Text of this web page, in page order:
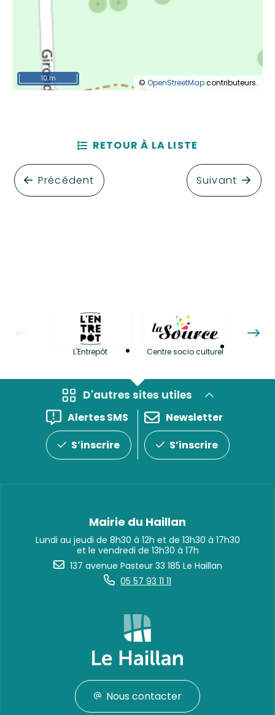
© OpenStreetMapcontributeurs.
10 m
Précédent
RETOUR À LA LISTE
Suivant
L'Entrepôt Centre socio culturel
D'autres sites utiles
Alertes SMS
S’inscrire
Newsletter
S’inscrire
Mairie du Haillan
Lundi au jeudi de 8h30 à 12h et de 13h30 à 17h30
et le vendredi de 13h30 à 17h
137 avenue Pasteur 33 185 Le Haillan
05 57 93 11 11
Nous contacter